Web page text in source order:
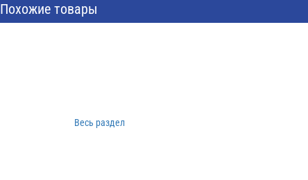
Похожие товары
Весь раздел